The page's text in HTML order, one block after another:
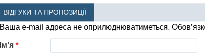
ВІДГУКИ ТА ПРОПОЗИЦІЇ
Ваша e-mail адреса не оприлюднюватиметься.
Ім'я *